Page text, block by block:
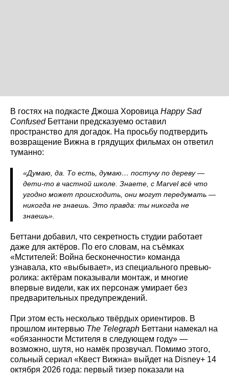
В гостях на подкасте Джоша Хоровица Happy Sad
ConfusedБеттани предсказуемо оставил
пространство для догадок. На просьбу подтвердить
возвращение Вижна в грядущих фильмах он ответил
туманно:
«Думаю, да. То есть, думаю… постучу по дереву —
дети-то в частной школе. Знаете, с Marvel всё что
угодно может происходить, они могут передумать —
никогда не знаешь. Это правда: ты никогда не
знаешь».
Беттани добавил, что секретность студии работает
даже для актёров. По его словам, на съёмках
«Мстителей: Война бесконечности» команда
узнавала, кто «выбывает», из специального превью-
ролика: актёрам показывали монтаж, и многие
впервые видели, как их персонаж умирает без
предварительных предупреждений.
При этом есть несколько твёрдых ориентиров. В
прошлом интервью The Telegraph Беттани намекал на
«обязанности Мстителя в следующем году» —
возможно, шутя, но намёк прозвучал. Помимо этого,
сольный сериал «Квест Вижна» выйдет на Disney+ 14
октября 2026 года: первый тизер показали на